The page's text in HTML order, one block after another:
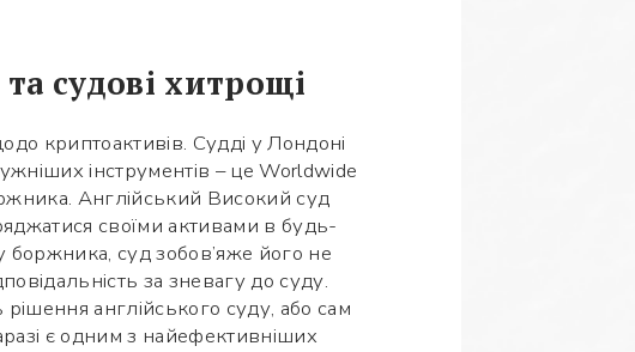
судові хитрощі
криптоактивів. Судді у Лондоні
інструментів – це Worldwide
Англійський Високий суд
своїми активами в будь-
боржника, суд зобов’яже його не
за зневагу до суду.
англійського суду, або сам
є одним з найефективніших